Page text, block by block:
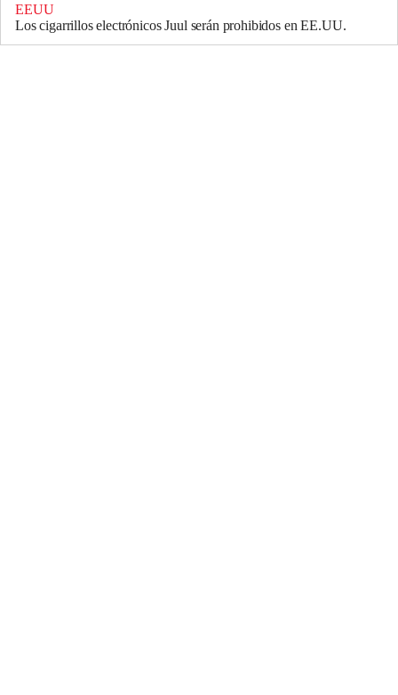
EEUU
Los cigarrillos electrónicos Juul serán prohibidos en EE.UU.